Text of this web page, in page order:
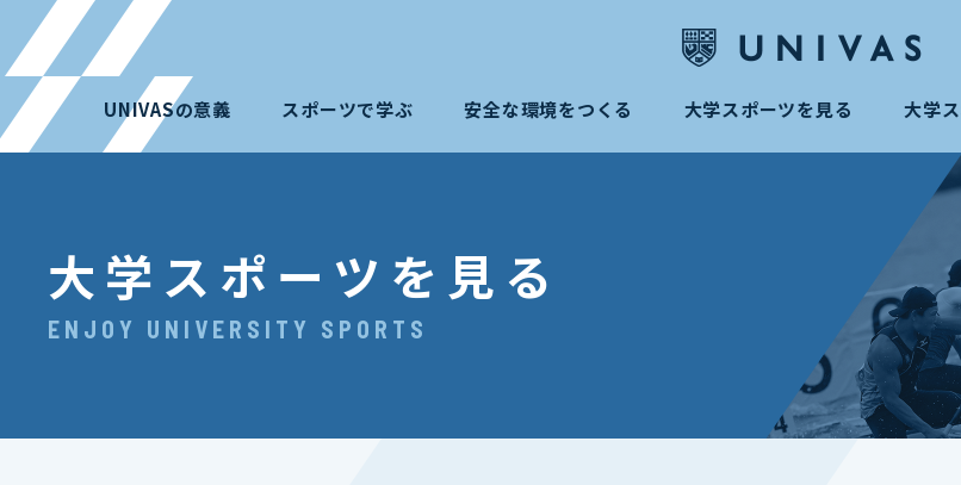
UNIVASの意義 スポーツで学ぶ 安全な環境をつくる 大学スポーツを見る 大学
大学スポーツを見る
ENJOY UNIVERSITY SPORTS